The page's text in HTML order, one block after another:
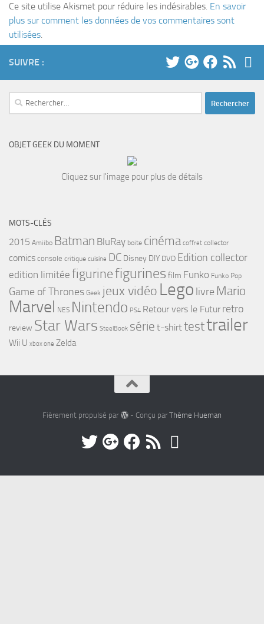
Ce site utilise Akismet pour réduire les indésirables. En savoir
plus sur comment les données de vos commentaires sont
utilisées.
SUIVRE :
Rechercher :
OBJET GEEK DU MOMENT
Cliquez sur l'image pour plus de détails
MOTS-CLÉS
2015 Amiibo Batman BluRay boite cinéma coffret collector
comics console critique cuisine DC Disney DIY DVD Edition collector
edition limitée figurinefigurines film Funko Funko Pop
Game of Thrones Geek jeux vidéo Lego livre Mario
Marvel NES Nintendo PS4 Retour vers le Futur retro
review Star Wars SteelBook série t-shirttesttrailer
Wii U xbox one Zelda
Fièrement propulsé par - Conçu par Thème Hueman